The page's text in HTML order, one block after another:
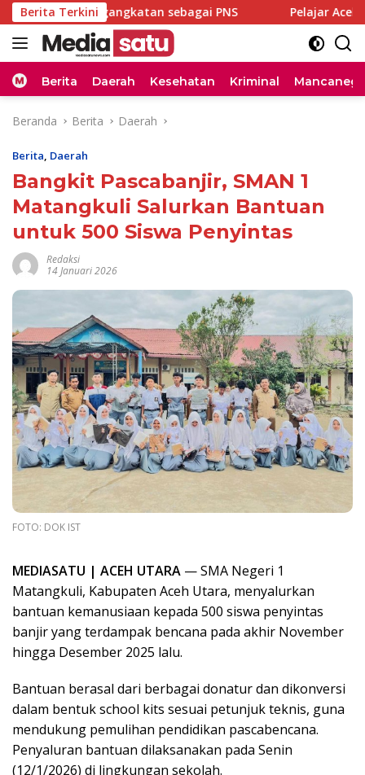
Langsung
ke
konten
Berita Terkini
Pengangkatan sebagai PNS Pelajar Aceh Besar
Home
Berita Daerah Kesehatan Kriminal
Beranda Berita Daerah
Berita, Daerah
Bangkit Pascabanjir, SMAN 1
Matangkuli Salurkan Bantuan
untuk 500 Siswa Penyintas
Redaksi
14 Januari 2026
FOTO: DOK IST
MEDIASATU | ACEH UTARA — SMA Negeri 1
Matangkuli, Kabupaten Aceh Utara, menyalurkan
bantuan kemanusiaan kepada 500 siswa penyintas
banjir yang terdampak bencana pada akhir November
hingga Desember 2025 lalu.
Bantuan berasal dari berbagai donatur dan dikonversi
dalam bentuk school kits sesuai petunjuk teknis, guna
mendukung pemulihan pendidikan pascabencana.
Penyaluran bantuan dilaksanakan pada Senin
(12/1/2026) di lingkungan sekolah.